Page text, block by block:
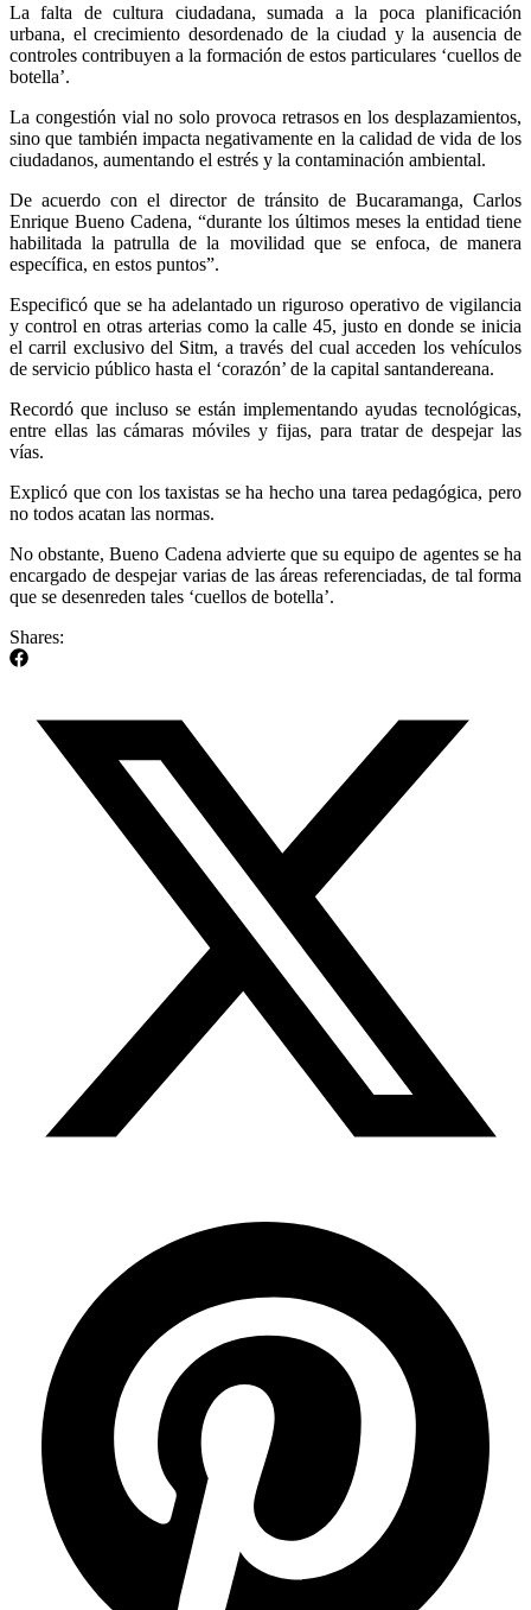
La falta de cultura ciudadana, sumada a la poca planificación
urbana, el crecimiento desordenado de la ciudad y la ausencia de
controles contribuyen a la formación de estos particulares ‘cuellos de
botella’.
La congestión vial no solo provoca retrasos en los desplazamientos,
sino que también impacta negativamente en la calidad de vida de los
ciudadanos, aumentando el estrés y la contaminación ambiental.
De acuerdo con el director de tránsito de Bucaramanga, Carlos
Enrique Bueno Cadena, “durante los últimos meses la entidad tiene
habilitada la patrulla de la movilidad que se enfoca, de manera
específica, en estos puntos”.
Especificó que se ha adelantado un riguroso operativo de vigilancia
y control en otras arterias como la calle 45, justo en donde se inicia
el carril exclusivo del Sitm, a través del cual acceden los vehículos
de servicio público hasta el ‘corazón’ de la capital santandereana.
Recordó que incluso se están implementando ayudas tecnológicas,
entre ellas las cámaras móviles y fijas, para tratar de despejar las
vías.
Explicó que con los taxistas se ha hecho una tarea pedagógica, pero
no todos acatan las normas.
No obstante, Bueno Cadena advierte que su equipo de agentes se ha
encargado de despejar varias de las áreas referenciadas, de tal forma
que se desenreden tales ‘cuellos de botella’.
Shares: